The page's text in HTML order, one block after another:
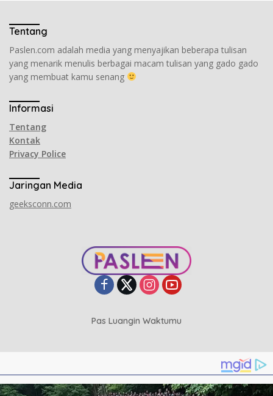
Tentang
Paslen.com adalah media yang menyajikan beberapa tulisan
yang menarik menulis berbagai macam tulisan yang gado gado
yang membuat kamu senang
Informasi
Tentang
Kontak
Privacy Police
Jaringan Media
geeksconn.com
Pas Luangin Waktumu